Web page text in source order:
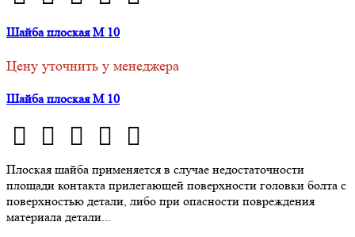
Шайба плоская М 10
Цену уточнить у менеджера
Шайба плоская М 10
Плоская шайба применяется в случае недостаточности
площади контакта прилегающей поверхности головки болта с
поверхностью детали, либо при опасности повреждения
материала детали...